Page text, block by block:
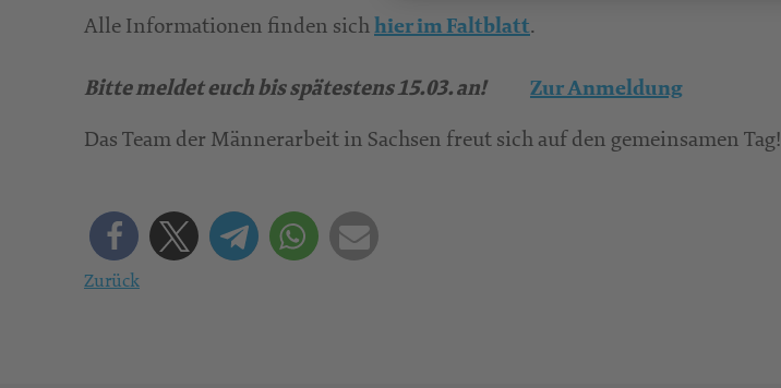
Alle Informationen finden sichhier im Faltblatt.
Bitte meldet euch bis spätestens 15.03. an! Zur Anmeldung
Das Team der Männerarbeit in Sachsen freut sich auf den gemeinsamen Tag!
Zurück